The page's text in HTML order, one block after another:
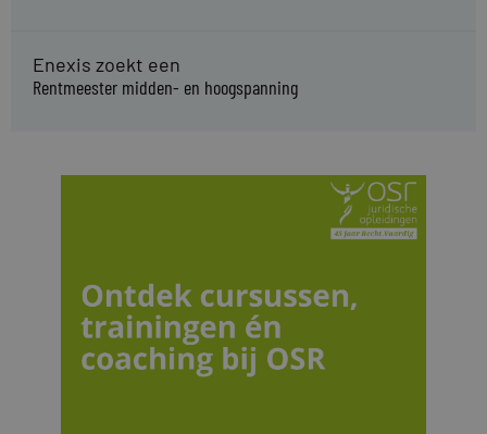
Enexis zoekt een
Rentmeester midden- en hoogspanning